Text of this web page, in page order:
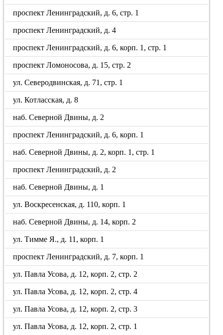
проспект Ленинградский, д. 6, стр. 1
проспект Ленинградский, д. 4
проспект Ленинградский, д. 6, корп. 1, стр. 1
проспект Ломоносова, д. 15, стр. 2
ул. Северодвинская, д. 71, стр. 1
ул. Котласская, д. 8
наб. Северной Двины, д. 2
проспект Ленинградский, д. 6, корп. 1
наб. Северной Двины, д. 2, корп. 1, стр. 1
проспект Ленинградский, д. 2
наб. Северной Двины, д. 1
ул. Воскресенская, д. 110, корп. 1
наб. Северной Двины, д. 14, корп. 2
ул. Тимме Я., д. 11, корп. 1
проспект Ленинградский, д. 7, корп. 1
ул. Павла Усова, д. 12, корп. 2, стр. 2
ул. Павла Усова, д. 12, корп. 2, стр. 4
ул. Павла Усова, д. 12, корп. 2, стр. 3
ул. Павла Усова, д. 12, корп. 2, стр. 1